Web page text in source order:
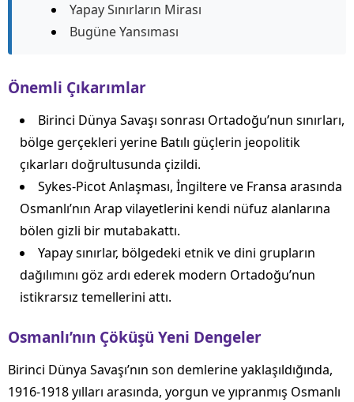
Yapay Sınırların Mirası
Bugüne Yansıması
Önemli Çıkarımlar
Birinci Dünya Savaşı sonrası Ortadoğu’nun sınırları,
bölge gerçekleri yerine Batılı güçlerin jeopolitik
çıkarları doğrultusunda çizildi.
Sykes-Picot Anlaşması, İngiltere ve Fransa arasında
Osmanlı’nın Arap vilayetlerini kendi nüfuz alanlarına
bölen gizli bir mutabakattı.
Yapay sınırlar, bölgedeki etnik ve dini grupların
dağılımını göz ardı ederek modern Ortadoğu’nun
istikrarsız temellerini attı.
Osmanlı’nın Çöküşü Yeni Dengeler
Birinci Dünya Savaşı’nın son demlerine yaklaşıldığında,
1916-1918 yılları arasında, yorgun ve yıpranmış Osmanlı